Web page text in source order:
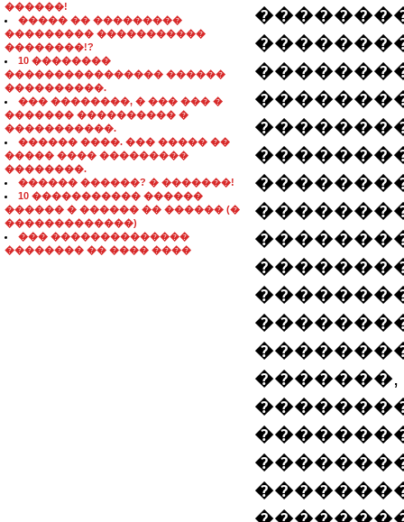
������!
����� �� ���������
��������� �����������
��������!?
10 ��������
���������������� ������
����������.
��� ��������, � ��� ��� �
������� ���������� �
�����������.
������ ����. ��� ����� ��
����� ���� ���������
��������.
������ ������? � �������!
10 ����������� ������
������ � ������ �� ������ (�
�������������)
��� ��������������
�������� �� ���� ����